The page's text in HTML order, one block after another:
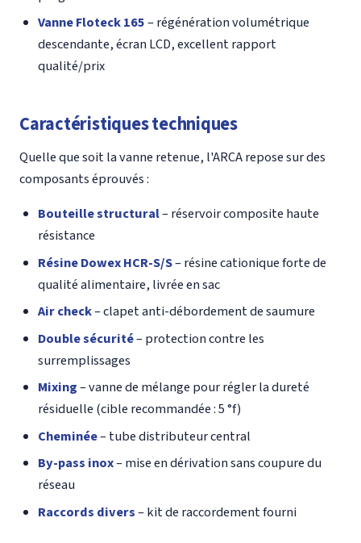
Vanne Floteck 165– régénération volumétrique
descendante, écran LCD, excellent rapport
qualité/prix
Caractéristiques techniques
Quelle que soit la vanne retenue, l'ARCA repose sur des
composants éprouvés :
Bouteille structural– réservoir composite haute
résistance
Résine Dowex HCR-S/S– résine cationique forte de
qualité alimentaire, livrée en sac
Air check– clapet anti-débordement de saumure
Double sécurité– protection contre les
surremplissages
Mixing– vanne de mélange pour régler la dureté
résiduelle (cible recommandée : 5 °f)
Cheminée– tube distributeur central
By-pass inox– mise en dérivation sans coupure du
réseau
Raccords divers– kit de raccordement fourni